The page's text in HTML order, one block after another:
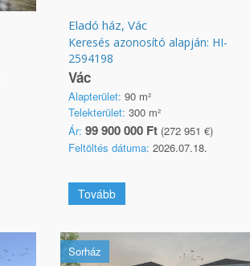
Eladó ház, Vác
Keresés azonosító alapján: HI-
2594198
Vác
Alapterület: 90 m²
Telekterület: 300 m²
Ár: 99 900 000 Ft(272 951 €)
Feltöltés dátuma: 2026.07.18.
Tovább
Sorház